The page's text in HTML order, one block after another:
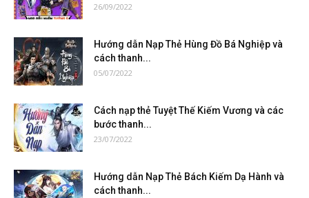
26/09/2022
Hướng dẫn Nạp Thẻ Hùng Đồ Bá Nghiệp và
cách thanh...
05/07/2022
Cách nạp thẻ Tuyệt Thế Kiếm Vương và các
bước thanh...
23/07/2022
Hướng dẫn Nạp Thẻ Bách Kiếm Dạ Hành và
cách thanh...